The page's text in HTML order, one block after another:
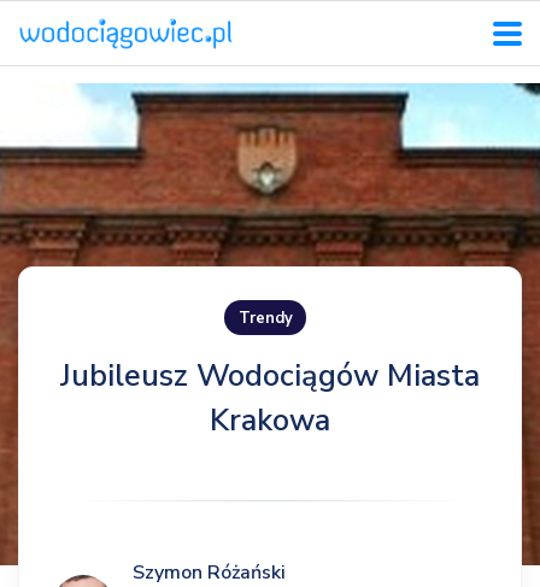
Trendy
Jubileusz Wodociągów Miasta
Krakowa
Szymon Różański